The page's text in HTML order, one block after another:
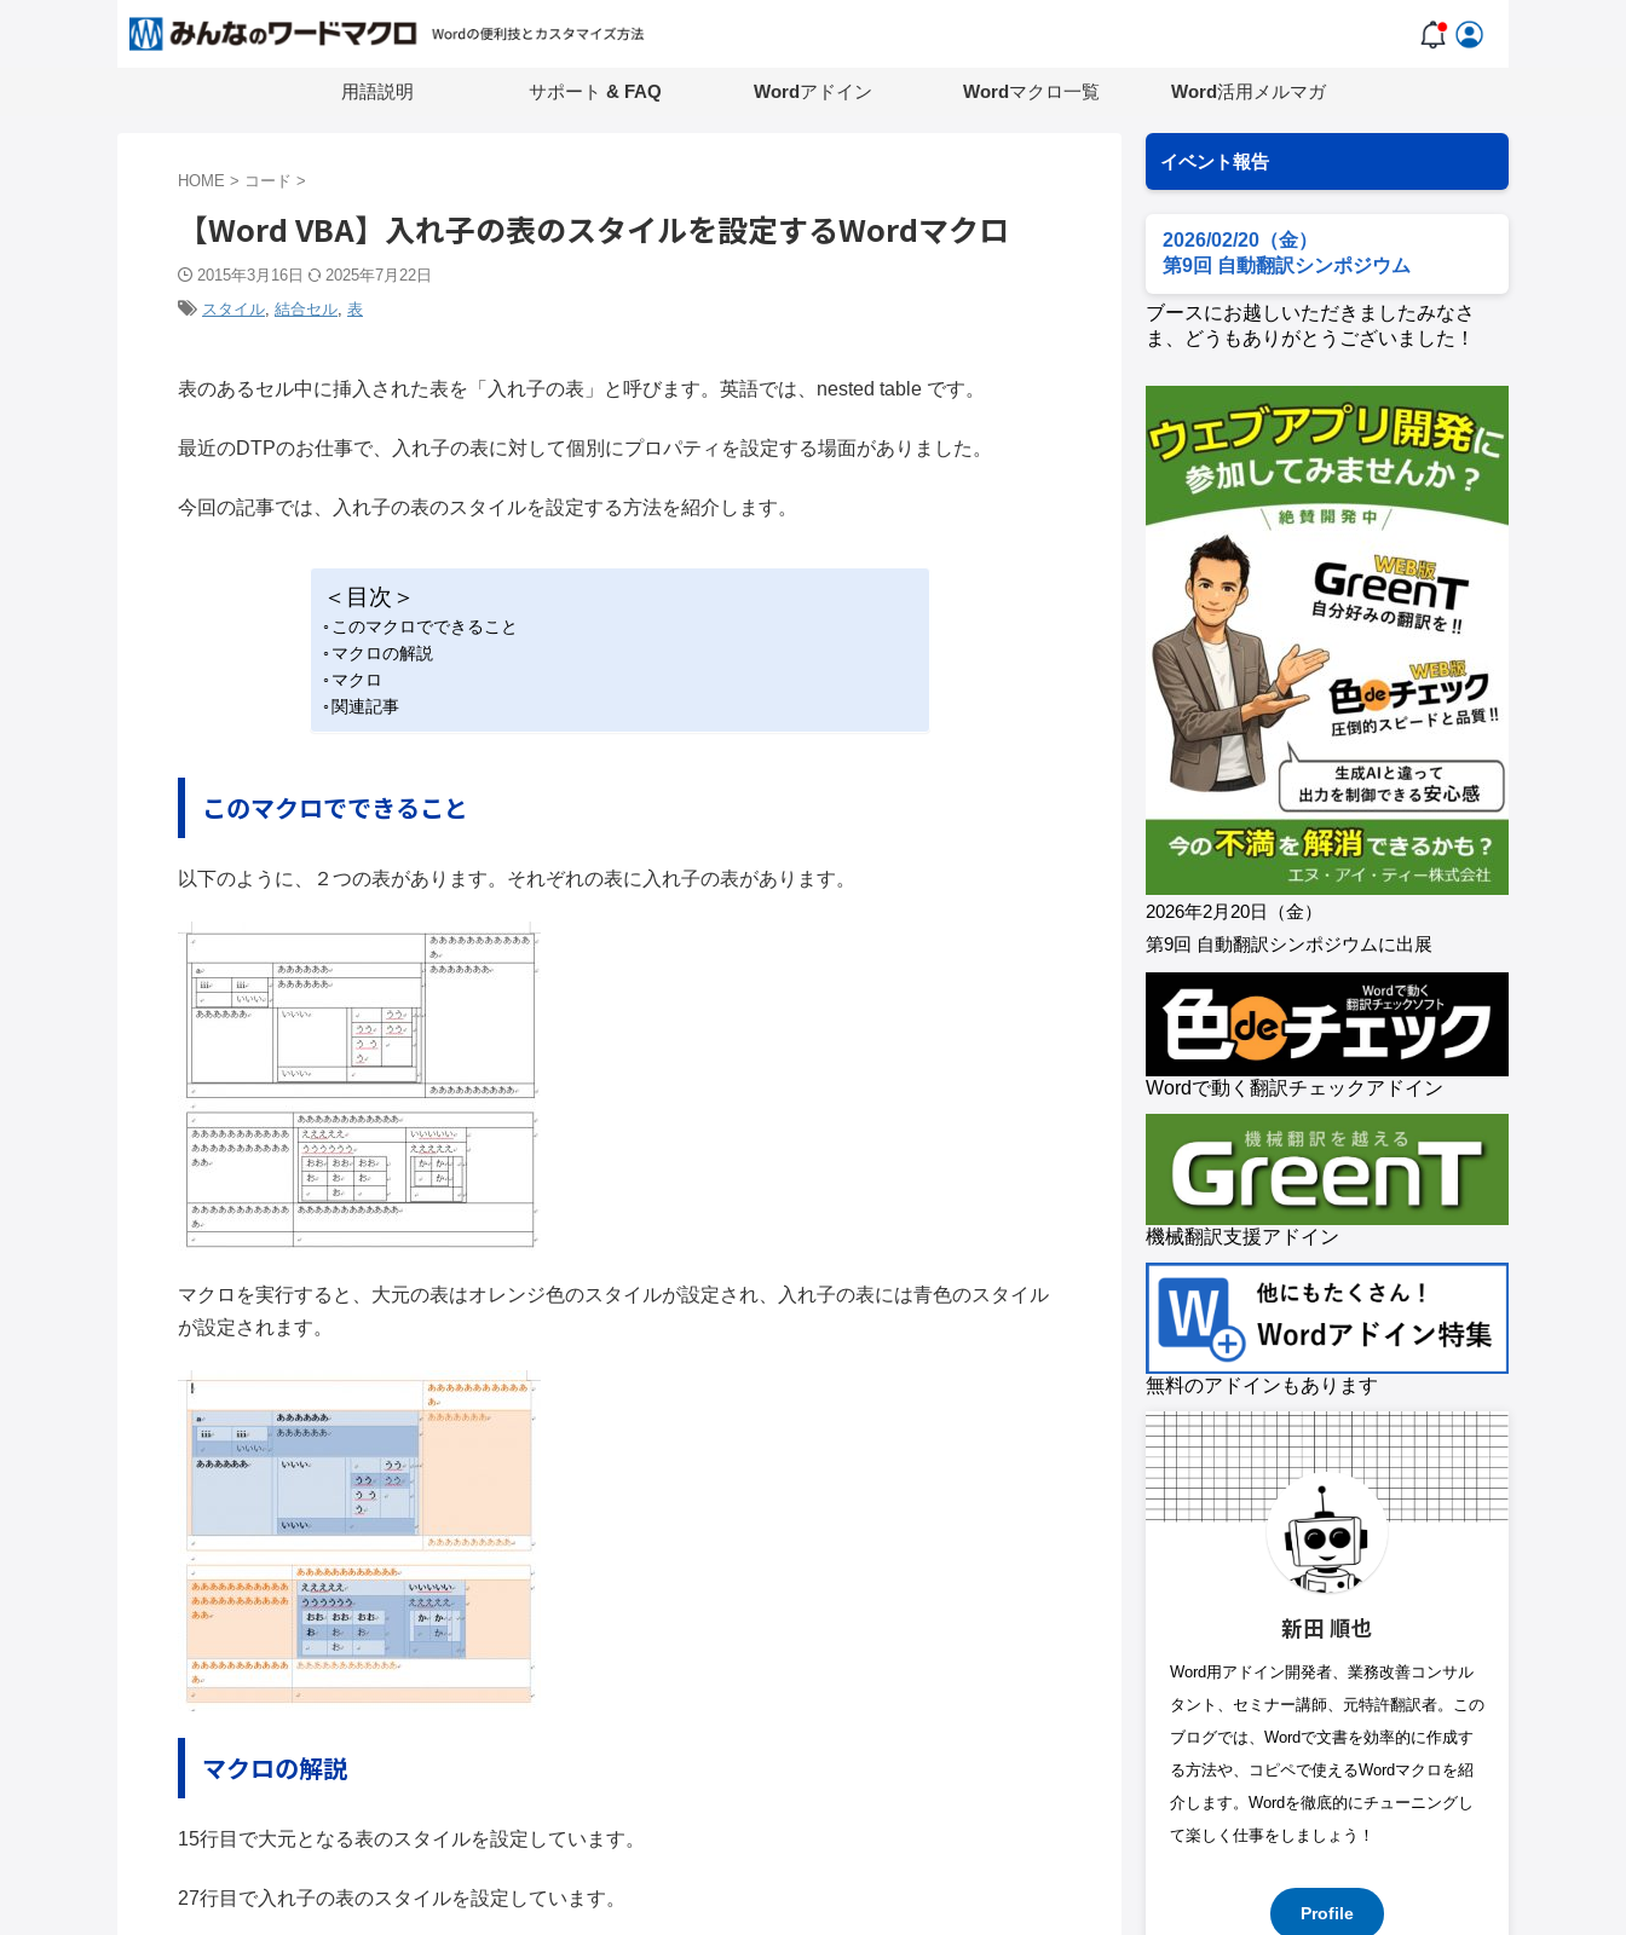
用語説明 サポート & FAQ Wordアドイン Wordマクロ一覧 Word活用メルマガ
HOME > コード >
【Word VBA】入れ子の表のスタイルを設定するWordマクロ
2015年3月16日
2025年7月22日
スタイル, 結合セル, 表
表のあるセル中に挿入された表を「入れ子の表」と呼びます。英語では、nested table です。
最近のDTPのお仕事で、入れ子の表に対して個別にプロパティを設定する場面がありました。
今回の記事では、入れ子の表のスタイルを設定する方法を紹介します。
＜目次＞
このマクロでできること
マクロの解説
マクロ
関連記事
このマクロでできること
以下のように、２つの表があります。それぞれの表に入れ子の表があります。
マクロを実行すると、大元の表はオレンジ色のスタイルが設定され、入れ子の表には青色のスタイル
が設定されます。
マクロの解説
15行目で大元となる表のスタイルを設定しています。
27行目で入れ子の表のスタイルを設定しています。
イベント報告
2026/02/20（金）
第9回 自動翻訳シンポジウム
ブースにお越しいただきましたみなさ
ま、どうもありがとうございました！
2026年2月20日（金）
第9回 自動翻訳シンポジウムに出展
Wordで動く翻訳チェックアドイン
機械翻訳支援アドイン
無料のアドインもあります
新田 順也
Word用アドイン開発者、業務改善コンサル
タント、セミナー講師、元特許翻訳者。この
ブログでは、Wordで文書を効率的に作成す
る方法や、コピペで使えるWordマクロを紹
介します。Wordを徹底的にチューニングし
て楽しく仕事をしましょう！
Profile